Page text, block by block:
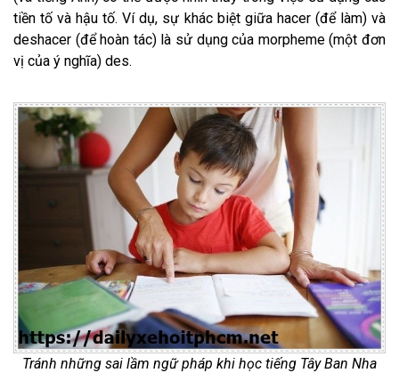
tiền tố và hậu tố. Ví dụ, sự khác biệt giữa hacer (để làm) và
deshacer (để hoàn tác) là sử dụng của morpheme (một đơn
vị của ý nghĩa) des.
Tránh những sai lầm ngữ pháp khi học tiếng Tây Ban Nha